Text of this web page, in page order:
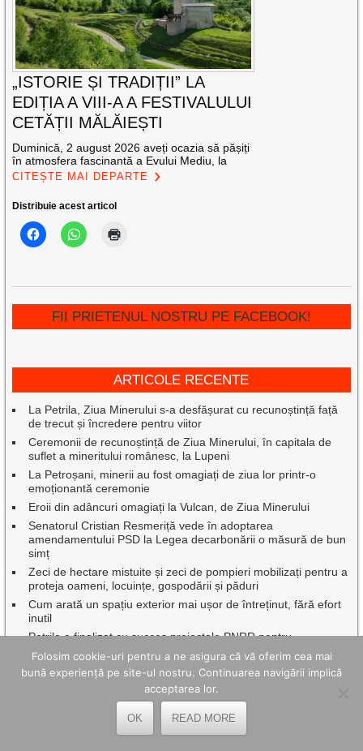
„ISTORIE ȘI TRADIȚII” LA
EDIȚIA A VIII-A A FESTIVALULUI
CETĂȚII MĂLĂIEȘTI
Duminică, 2 august 2026 aveți ocazia să pășiți
în atmosfera fascinantă a Evului Mediu, la
CITEȘTE MAI DEPARTE
Distribuie acest articol
FII PRIETENUL NOSTRU PE FACEBOOK!
ARTICOLE RECENTE
La Petrila, Ziua Minerului s-a desfășurat cu recunoștință față
de trecut și încredere pentru viitor
Ceremonii de recunoștință de Ziua Minerului, în capitala de
suflet a mineritului românesc, la Lupeni
La Petroșani, minerii au fost omagiați de ziua lor printr-o
emoționantă ceremonie
Eroii din adâncuri omagiați la Vulcan, de Ziua Minerului
Senatorul Cristian Resmeriță vede în adoptarea
amendamentului PSD la Legea decarbonării o măsură de bun
simț
Zeci de hectare mistuite și zeci de pompieri mobilizați pentru a
proteja oameni, locuințe, gospodării și păduri
Cum arată un spațiu exterior mai ușor de întreținut, fără efort
inutil
Petrila a finalizat cu succes proiectele PNRR pentru
modernizarea și dotarea unităților de învățământ
Aventura Red Bull Romaniacs ajunge, pe 30 iulie, la Lupeni
O săptămână de neuitat la Lacul Balaton pentru elevi de la
cele trei școli gimnaziale din municipiul Lupeni
Nedeia din Poiana Muierii și întoarcerea la rădăcinile timpului
Intervenție promptă a salvamontiștilor în Munții Retezat
Folosim cookie-uri pentru a ne asigura că vă oferim cea mai
bună experiență pe site-ul nostru. Continuarea navigării implică
acceptarea lor.
OK READ MORE